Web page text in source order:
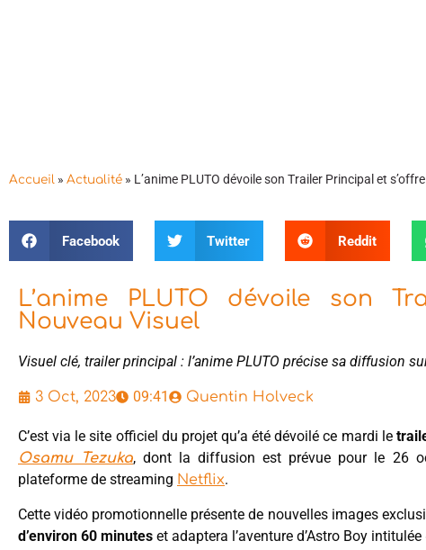
Accueil » Actualité » L’anime PLUTO dévoile son Trailer Principal et
Facebook Twitter Reddit
L’anime PLUTO dévoile son
Nouveau Visuel
Visuel clé, trailer principal : l’anime PLUTO précise sa diffusion
3 Oct, 2023 09:41 Quentin Holveck
C’est via le site officiel du projet qu’a été dévoilé ce mardi le
Osamu Tezuka, dont la diffusion est prévue pour le 26
plateforme de streaming Netflix.
Cette vidéo promotionnelle présente de nouvelles images
d’environ 60 minutes et adaptera l’aventure d’Astro Boy